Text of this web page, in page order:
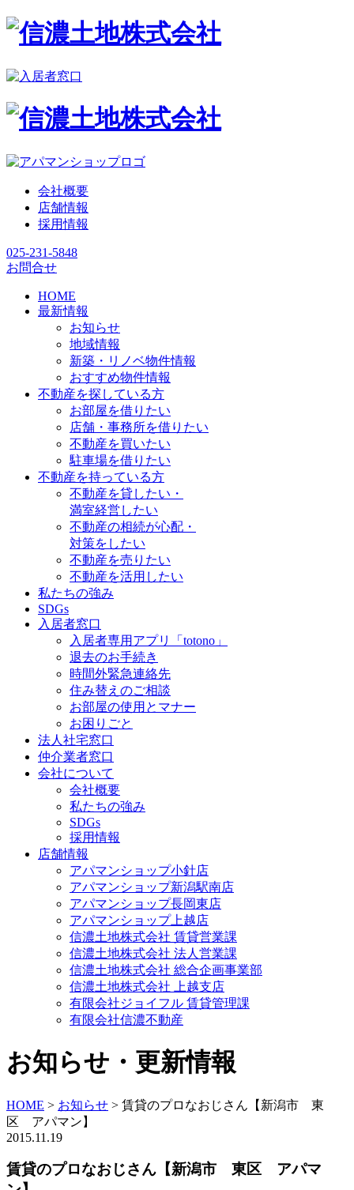
会社概要
店舗情報
採用情報
025-231-5848
お問合せ
HOME
最新情報
お知らせ
地域情報
新築・リノベ物件情報
おすすめ物件情報
不動産を探している方
お部屋を借りたい
店舗・事務所を借りたい
不動産を買いたい
駐車場を借りたい
不動産を持っている方
不動産を貸したい・
満室経営したい
不動産の相続が心配・
対策をしたい
不動産を売りたい
不動産を活用したい
私たちの強み
SDGs
入居者窓口
入居者専用アプリ「totono」
退去のお手続き
時間外緊急連絡先
住み替えのご相談
お部屋の使用とマナー
お困りごと
法人社宅窓口
仲介業者窓口
会社について
会社概要
私たちの強み
SDGs
採用情報
店舗情報
アパマンショップ小針店
アパマンショップ新潟駅南店
アパマンショップ長岡東店
アパマンショップ上越店
信濃土地株式会社 賃貸営業課
信濃土地株式会社 法人営業課
信濃土地株式会社 総合企画事業部
信濃土地株式会社 上越支店
有限会社ジョイフル 賃貸管理課
有限会社信濃不動産
お知らせ・更新情報
HOME > お知らせ > 賃貸のプロなおじさん【新潟市 東
区 アパマン】
2015.11.19
賃貸のプロなおじさん【新潟市 東区 アパマ